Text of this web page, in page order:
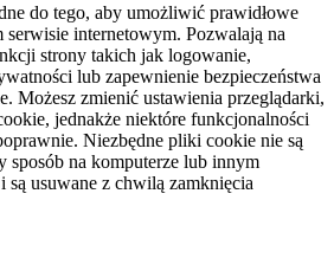
do tego, aby umożliwić prawidłowe
serwisie internetowym. Pozwalają na
strony takich jak logowanie,
lub zapewnienie bezpieczeństwa
Możesz zmienić ustawienia przeglądarki,
jednakże niektóre funkcjonalności
Niezbędne pliki cookie nie są
sposób na komputerze lub innym
usuwane z chwilą zamknięcia